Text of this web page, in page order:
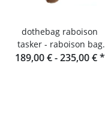
dothebag raboison
tasker - raboison bag
upend Stående format
189,00 € -235,00 €*